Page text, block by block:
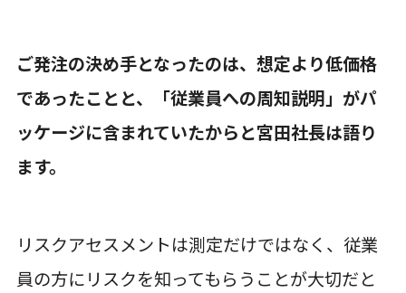
ご発注の決め手となったのは、想定より低価格
であったことと、「従業員への周知説明」がパ
ッケージに含まれていたからと宮田社長は語り
ます。
リスクアセスメントは測定だけではなく、従業
員の方にリスクを知ってもらうことが大切だと